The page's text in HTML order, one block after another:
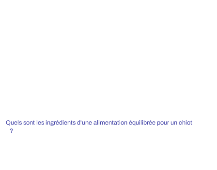
Quels sont les ingrédients d'une alimentation équilibrée pour un chiot
?